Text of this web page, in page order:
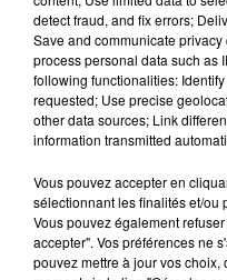
| communiqué | Suite
la Covid-19, le VersuS
devait...
Publiée parOlympia
detect fraud, and fix errors;
Save and communicate
process personal data such as
following functionalities:
requested; Use precise
other data sources; Link
information transmitted
Vous pouvez accepter en
sélectionnant les finalités et/ou
Vous pouvez également
accepter". Vos préférences ne
pouvez mettre à jour vos